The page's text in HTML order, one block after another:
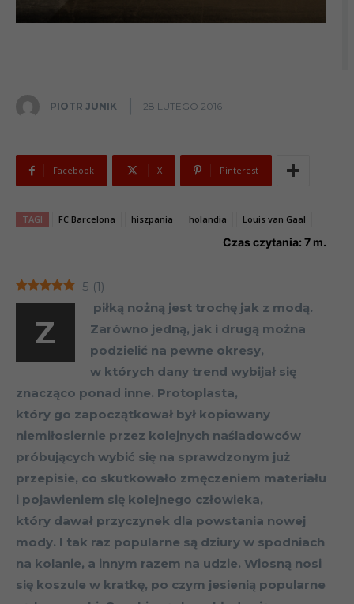
PIOTR JUNIK 28 LUTEGO 2016
Facebook X Pinterest
TAGI FC Barcelona hiszpania holandia Louis van Gaal
Czas czytania: 7 m.
5 (1)
Z
piłką nożną jest trochę jak z modą.
Zarówno jedną, jak i drugą można
podzielić na pewne okresy,
w których dany trend wybijał się
znacząco ponad inne. Protoplasta,
który go zapoczątkował był kopiowany
niemiłosiernie przez kolejnych naśladowców
próbujących wybić się na sprawdzonym już
przepisie, co skutkowało zmęczeniem materiału
i pojawieniem się kolejnego człowieka,
który dawał przyczynek dla powstania nowej
mody. I tak raz popularne są dziury w spodniach
na kolanie, a innym razem na udzie. Wiosną nosi
się koszule w kratkę, po czym jesienią popularne